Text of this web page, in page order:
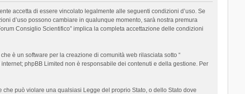
accetta di essere vincolato legalmente alle seguenti condizioni d’uso. Se
d’uso possono cambiare in qualunque momento, sarà nostra premura
Consiglio Scientifico” implica la completa accettazione delle condizioni
che è un software per la creazione di comunità web rilasciata sotto “
phpBB Limited non è responsabile dei contenuti e della gestione. Per
può violare una qualsiasi Legge del proprio Stato, o dello Stato dove